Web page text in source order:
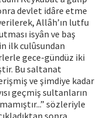
devlet idâre etme
Allâh’ın lutfu
isyân ve baş
ilk culûsundan
gece-gündüz iki
Bu saltanat
ve şimdiye kadar
geçmiş sultanların
sözleriyle